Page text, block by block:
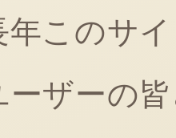
年このサ
ーザーの